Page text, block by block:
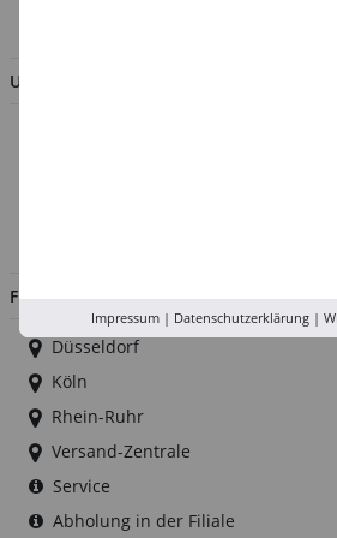
UNTERNEHMEN
FILIALEN
Düsseldorf
Köln
Rhein-Ruhr
Versand-Zentrale
Service
Abholung in der Filiale
Impressum| Datenschutzerklärung|